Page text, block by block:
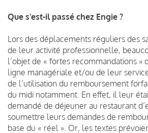
Que s'est-il passé chez Engie ?
Lors des déplacements réguliers des
de leur activité professionnelle,
l’objet de « fortes recommandations »
ligne managériale et/ou de leur
de l’utilisation du remboursement
du midi notamment. En effet, il leur
demandé de déjeuner au restaurant
soumettre leurs demandes de
base du « réel ». Or, les textes